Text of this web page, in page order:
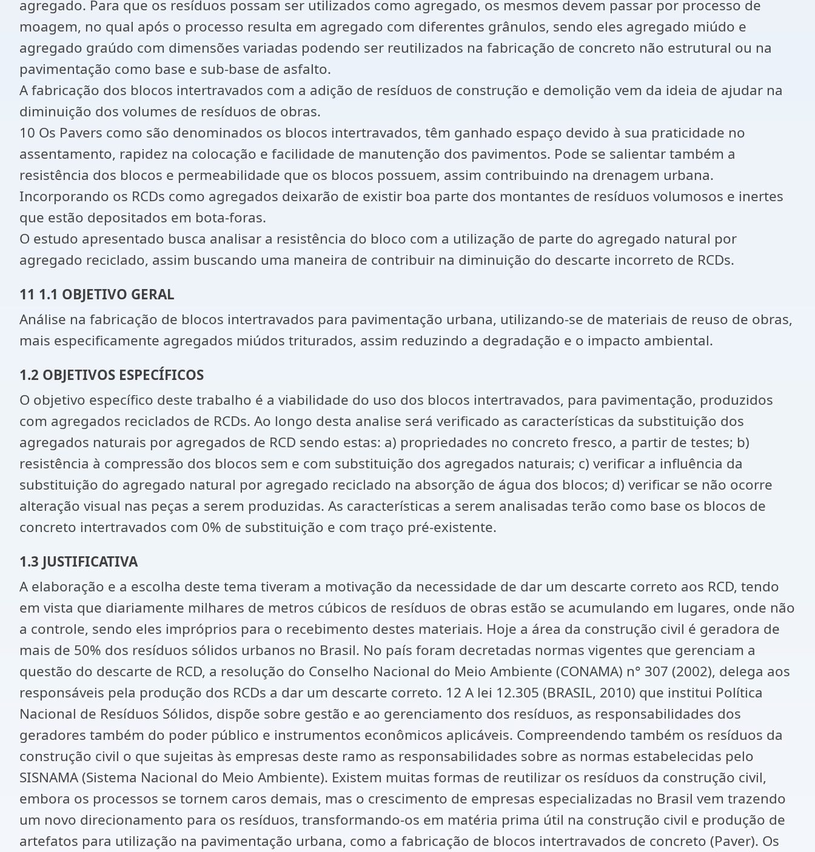
agregado. Para que os resíduos possam ser utilizados como agregado, os mesmos devem passar por processo de
moagem, no qual após o processo resulta em agregado com diferentes grânulos, sendo eles agregado miúdo e
agregado graúdo com dimensões variadas podendo ser reutilizados na fabricação de concreto não estrutural ou na
pavimentação como base e sub-base de asfalto.
A fabricação dos blocos intertravados com a adição de resíduos de construção e demolição vem da ideia de ajudar na
diminuição dos volumes de resíduos de obras.
10 Os Pavers como são denominados os blocos intertravados, têm ganhado espaço devido à sua praticidade no
assentamento, rapidez na colocação e facilidade de manutenção dos pavimentos. Pode se salientar também a
resistência dos blocos e permeabilidade que os blocos possuem, assim contribuindo na drenagem urbana.
Incorporando os RCDs como agregados deixarão de existir boa parte dos montantes de resíduos volumosos e inertes
que estão depositados em bota-foras.
O estudo apresentado busca analisar a resistência do bloco com a utilização de parte do agregado natural por
agregado reciclado, assim buscando uma maneira de contribuir na diminuição do descarte incorreto de RCDs.
11 1.1 OBJETIVO GERAL
Análise na fabricação de blocos intertravados para pavimentação urbana, utilizando-se de materiais de reuso de obras,
mais especificamente agregados miúdos triturados, assim reduzindo a degradação e o impacto ambiental.
1.2 OBJETIVOS ESPECÍFICOS
O objetivo específico deste trabalho é a viabilidade do uso dos blocos intertravados, para pavimentação, produzidos
com agregados reciclados de RCDs. Ao longo desta analise será verificado as características da substituição dos
agregados naturais por agregados de RCD sendo estas: a) propriedades no concreto fresco, a partir de testes; b)
resistência à compressão dos blocos sem e com substituição dos agregados naturais; c) verificar a influência da
substituição do agregado natural por agregado reciclado na absorção de água dos blocos; d) verificar se não ocorre
alteração visual nas peças a serem produzidas. As características a serem analisadas terão como base os blocos de
concreto intertravados com 0% de substituição e com traço pré-existente.
1.3 JUSTIFICATIVA
A elaboração e a escolha deste tema tiveram a motivação da necessidade de dar um descarte correto aos RCD, tendo
em vista que diariamente milhares de metros cúbicos de resíduos de obras estão se acumulando em lugares, onde não
a controle, sendo eles impróprios para o recebimento destes materiais. Hoje a área da construção civil é geradora de
mais de 50% dos resíduos sólidos urbanos no Brasil. No país foram decretadas normas vigentes que gerenciam a
questão do descarte de RCD, a resolução do Conselho Nacional do Meio Ambiente (CONAMA) n° 307 (2002), delega aos
responsáveis pela produção dos RCDs a dar um descarte correto. 12 A lei 12.305 (BRASIL, 2010) que institui Política
Nacional de Resíduos Sólidos, dispõe sobre gestão e ao gerenciamento dos resíduos, as responsabilidades dos
geradores também do poder público e instrumentos econômicos aplicáveis. Compreendendo também os resíduos da
construção civil o que sujeitas às empresas deste ramo as responsabilidades sobre as normas estabelecidas pelo
SISNAMA (Sistema Nacional do Meio Ambiente). Existem muitas formas de reutilizar os resíduos da construção civil,
embora os processos se tornem caros demais, mas o crescimento de empresas especializadas no Brasil vem trazendo
um novo direcionamento para os resíduos, transformando-os em matéria prima útil na construção civil e produção de
artefatos para utilização na pavimentação urbana, como a fabricação de blocos intertravados de concreto (Paver). Os